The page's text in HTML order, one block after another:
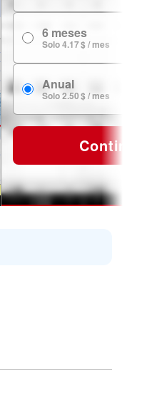
6 meses
Solo 4.17 $ / mes
Anual
Solo 2.50 $ / mes
Continuar